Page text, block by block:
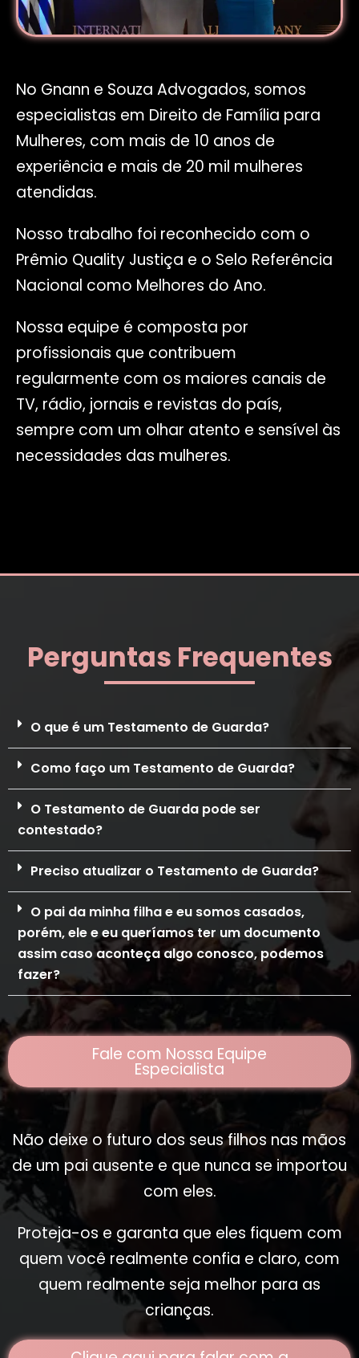
No Gnann e Souza Advogados, somos
especialistas em Direito de Família para
Mulheres, com mais de 10 anos de
experiência e mais de 20 mil mulheres
atendidas.
Nosso trabalho foi reconhecido com o
Prêmio Quality Justiça e o Selo Referência
Nacional como Melhores do Ano.
Nossa equipe é composta por
profissionais que contribuem
regularmente com os maiores canais de
TV, rádio, jornais e revistas do país,
sempre com um olhar atento e sensível às
necessidades das mulheres.
Perguntas Frequentes
O que é um Testamento de Guarda?
Como faço um Testamento de Guarda?
O Testamento de Guarda pode ser
contestado?
Preciso atualizar o Testamento de Guarda?
O pai da minha filha e eu somos casados,
porém, ele e eu queríamos ter um documento
assim caso aconteça algo conosco, podemos
fazer?
Fale com Nossa Equipe
Especialista
Não deixe o futuro dos seus filhos nas mãos
de um pai ausente e que nunca se importou
com eles.
Proteja-os e garanta que eles fiquem com
quem você realmente confia e claro, com
quem realmente seja melhor para as
crianças.